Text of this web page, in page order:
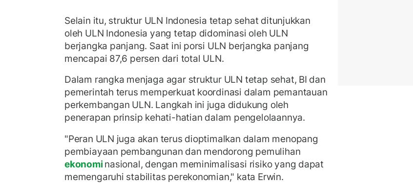
Selain itu, struktur ULN Indonesia tetap sehat ditunjukkan
oleh ULN Indonesia yang tetap didominasi oleh ULN
berjangka panjang. Saat ini porsi ULN berjangka panjang
mencapai 87,6 persen dari total ULN.
Dalam rangka menjaga agar struktur ULN tetap sehat, BI dan
pemerintah terus memperkuat koordinasi dalam pemantauan
perkembangan ULN. Langkah ini juga didukung oleh
penerapan prinsip kehati-hatian dalam pengelolaannya.
"Peran ULN juga akan terus dioptimalkan dalam menopang
pembiayaan pembangunan dan mendorong pemulihan
ekonomi nasional, dengan meminimalisasi risiko yang dapat
memengaruhi stabilitas perekonomian," kata Erwin.